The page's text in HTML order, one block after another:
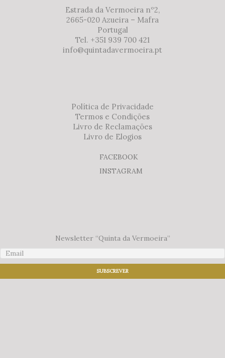
Estrada da Vermoeira nº2,
2665-020 Azueira – Mafra
Portugal
Tel. +351 939 700 421
info@quintadavermoeira.pt
Política de Privacidade
Termos e Condições
Livro de Reclamações
Livro de Elogios
FACEBOOK
INSTAGRAM
Newsletter “Quinta da Vermoeira”